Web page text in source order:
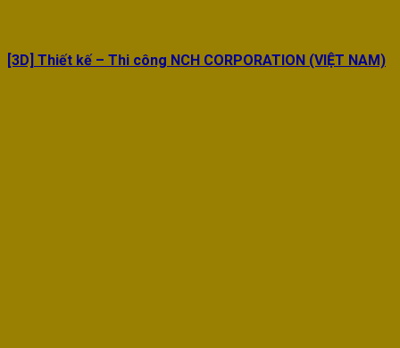
[3D] Thiết kế – Thi công NCH CORPORATION (VIỆT NAM)